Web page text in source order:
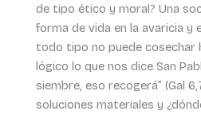
de tipo ético y moral? Una
forma de vida en la avaricia y
todo tipo no puede cosechar
lógico lo que nos dice San
siembre, eso recogerá” (Gal
soluciones materiales y